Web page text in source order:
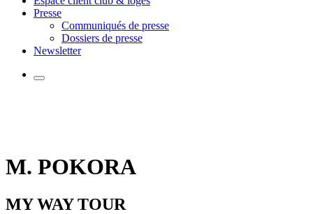
Presse
Communiqués de presse
Dossiers de presse
Newsletter
M. POKORA
MY WAY TOUR